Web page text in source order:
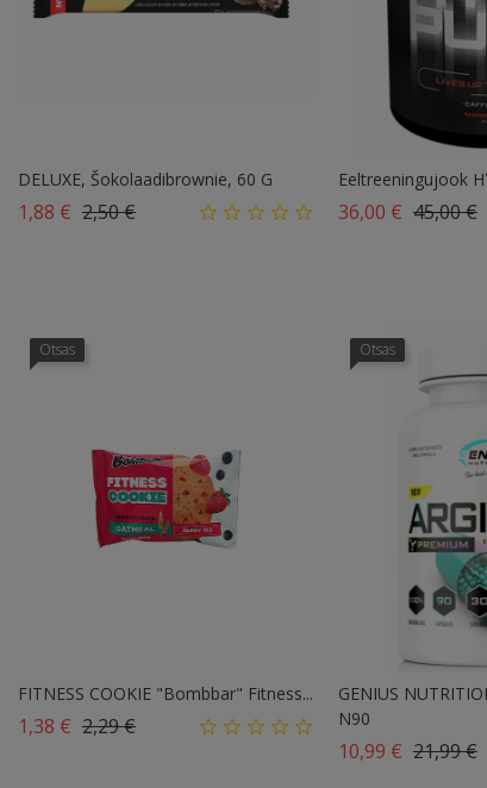
DELUXE, Šokolaadibrownie, 60 G
1,88 € Tavahind
2,50 €Hind
Eeltreeningujook
36,00 € Tavahind
45,00 €
Otsas
FITNESS COOKIE "Bombbar" Fitness...
1,38 € Tavahind
2,29 €Hind
Otsas
GENIUS
N90
10,99 € Tavahind
21,99 €